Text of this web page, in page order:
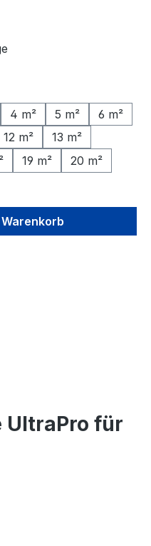
4 m² 5 m²
6 m²
12 m²
13 m²
19 m²
20 m²
Wert
für